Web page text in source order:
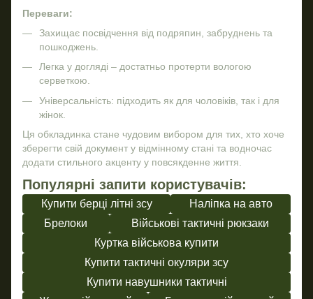
Переваги:
Захищає посвідчення від подряпин, забруднень та
пошкоджень.
Легка у догляді – достатньо протерти вологою
серветкою.
Універсальність: підходить як для чоловіків, так і для
жінок.
Ця обкладинка стане чудовим вибором для тих, хто хоче
зберегти свій документ у відмінному стані та водночас
додати стильного акценту у повсякденне життя.
Популярні запити користувачів:
Купити берці літні зсу
Наліпка на авто
Брелоки
Військові тактичні рюкзаки
Куртка військова купити
Купити тактичні окуляри зсу
Купити навушники тактичні